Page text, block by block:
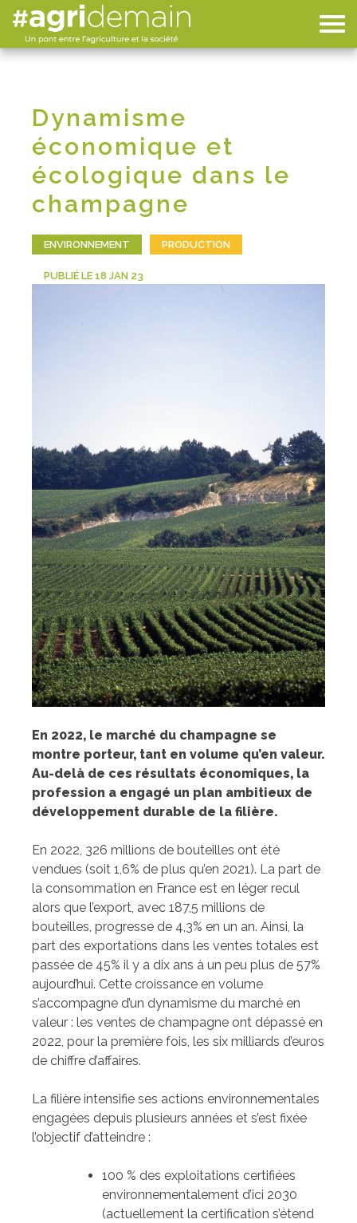
Dynamisme
économique et
écologique dans le
champagne
ENVIRONNEMENT PRODUCTION
PUBLIÉ LE 18 JAN 23
En 2022, le marché du champagne se
montre porteur, tant en volume qu’en valeur.
Au-delà de ces résultats économiques, la
profession a engagé un plan ambitieux de
développement durable de la filière.
En 2022, 326 millions de bouteilles ont été
vendues (soit 1,6% de plus qu’en 2021). La part de
la consommation en France est en léger recul
alors que l’export, avec 187,5 millions de
bouteilles, progresse de 4,3% en un an. Ainsi, la
part des exportations dans les ventes totales est
passée de 45% il y a dix ans à un peu plus de 57%
aujourd’hui. Cette croissance en volume
s’accompagne d’un dynamisme du marché en
valeur : les ventes de champagne ont dépassé en
2022, pour la première fois, les six milliards d’euros
de chiffre d’affaires.
La filière intensifie ses actions environnementales
engagées depuis plusieurs années et s’est fixée
l’objectif d’atteindre :
100 % des exploitations certifiées
environnementalement d’ici 2030
(actuellement la certification s’étend